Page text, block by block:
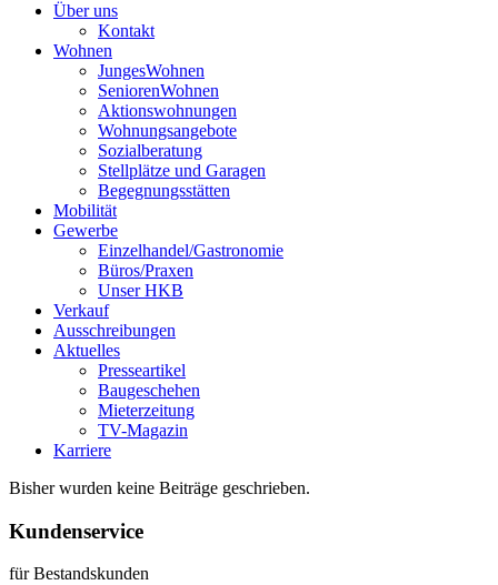
Über uns
Kontakt
Wohnen
JungesWohnen
SeniorenWohnen
Aktionswohnungen
Wohnungsangebote
Sozialberatung
Stellplätze und Garagen
Begegnungsstätten
Mobilität
Gewerbe
Einzelhandel/Gastronomie
Büros/Praxen
Unser HKB
Verkauf
Ausschreibungen
Aktuelles
Presseartikel
Baugeschehen
Mieterzeitung
TV-Magazin
Karriere
Bisher wurden keine Beiträge geschrieben.
Kundenservice
für Bestandskunden